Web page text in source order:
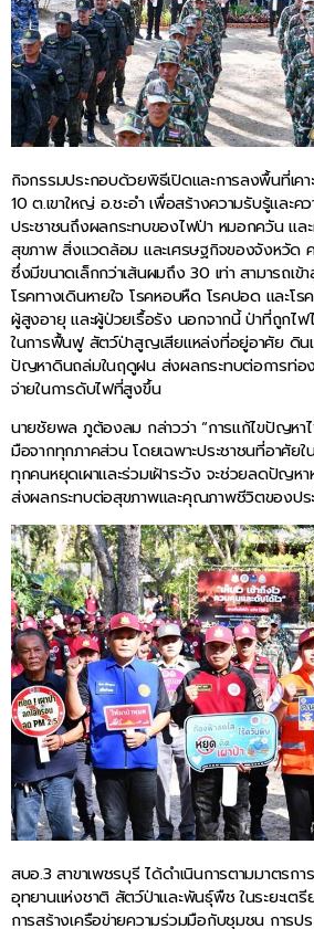
กิจกรรมประกอบด้วยพิธีเปิดและการลงพื้นที่เคา
10 ต.เขาใหญ่ อ.ชะอำ เพื่อสร้างความรับรู้และค
ประชาชนถึงผลกระทบของไฟป่า หมอกควัน แ
สุขภาพ สิ่งแวดล้อม และเศรษฐกิจของจังหวัด
ซึ่งมีขนาดเล็กกว่าเส้นผมถึง 30 เท่า สามารถเข้
โรคทางเดินหายใจ โรคหอบหืด โรคปอด และโร
ผู้สูงอายุ และผู้ป่วยเรื้อรัง นอกจากนี้ ป่าที่ถูกไฟ
ในการฟื้นฟู สัตว์ป่าสูญเสียแหล่งที่อยู่อาศัย ดิน
ปัญหาดินถล่มในฤดูฝน ส่งผลกระทบต่อการท่อง
จ่ายในการดับไฟที่สูงขึ้น
นายชัยพล ภูต้องลม กล่าวว่า “การแก้ไขปัญหา
มือจากทุกภาคส่วน โดยเฉพาะประชาชนที่อาศัย
ทุกคนหยุดเผาและร่วมเฝ้าระวัง จะช่วยลดปัญห
ส่งผลกระทบต่อสุขภาพและคุณภาพชีวิตของปร
สบอ.3 สาขาเพชรบุรี ได้ดำเนินการตามมาตรก
อุทยานแห่งชาติ สัตว์ป่าและพันธุ์พืช ในระยะเต
การสร้างเครือข่ายความร่วมมือกับชุมชน การป